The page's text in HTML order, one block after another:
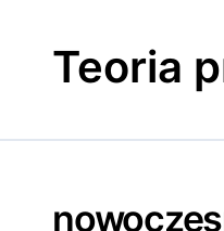
contentTeoria